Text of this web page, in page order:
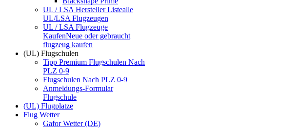
UL / LSA Hersteller Listealle
UL/LSA Flugzeugen
UL / LSA Flugzeuge
KaufenNeue oder gebraucht
flugzeug kaufen
(UL) Flugschulen
Tipp Premium Flugschulen Nach
PLZ 0-9
Flugschulen Nach PLZ 0-9
Anmeldungs-Formular
Flugschule
(UL) Flugplatze
Flug Wetter
Gafor Wetter (DE)